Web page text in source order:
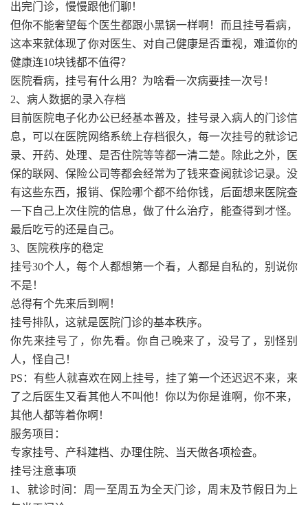
出完门诊，慢慢跟他们聊！
但你不能奢望每个医生都跟小黑锅一样啊！而且挂号看病，
这本来就体现了你对医生、对自己健康是否重视，难道你的
健康连10块钱都不值得？
医院看病，挂号有什么用？为啥看一次病要挂一次号！
2、病人数据的录入存档
目前医院电子化办公已经基本普及，挂号录入病人的门诊信
息，可以在医院网络系统上存档很久，每一次挂号的就诊记
录、开药、处理、是否住院等等都一清二楚。除此之外，医
保的联网、保险公司等都会经常为了钱来查阅就诊记录。没
有这些东西，报销、保险哪个都不给你钱，后面想来医院查
一下自己上次住院的信息，做了什么治疗，能查得到才怪。
最后吃亏的还是自己。
3、医院秩序的稳定
挂号30个人，每个人都想第一个看，人都是自私的，别说你
不是！
总得有个先来后到啊！
挂号排队，这就是医院门诊的基本秩序。
你先来挂号了，你先看。你自己晚来了，没号了，别怪别
人，怪自己！
PS：有些人就喜欢在网上挂号，挂了第一个还迟迟不来，来
了之后医生又看其他人不叫他！你以为你是谁啊，你不来，
其他人都等着你啊！
服务项目：
专家挂号、产科建档、办理住院、当天做各项检查。
挂号注意事项
1、就诊时间：周一至周五为全天门诊，周末及节假日为上